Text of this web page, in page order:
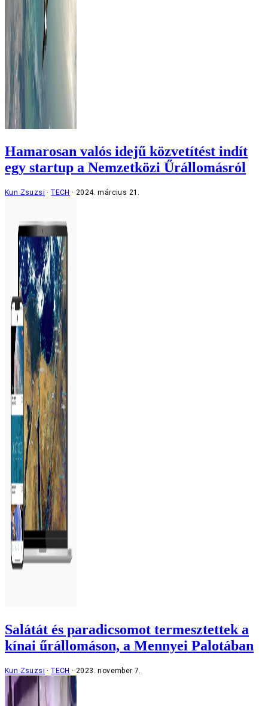
Hamarosan valós idejű közvetítést indít
egy startup a Nemzetközi Űrállomásról
Kun Zsuzsi TECH 2024. március 21.
Salátát és paradicsomot termesztettek a
kínai űrállomáson, a Mennyei Palotában
Kun Zsuzsi TECH 2023. november 7.